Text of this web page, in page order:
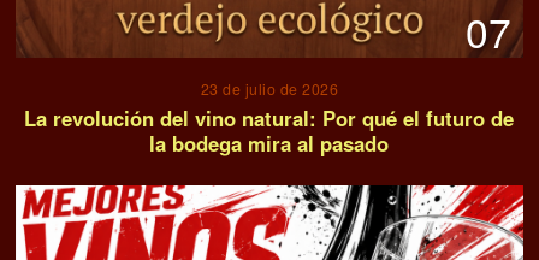
07
23 de julio de 2026
La revolución del vino natural: Por qué el futuro de
la bodega mira al pasado